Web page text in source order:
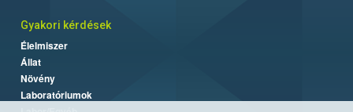
Gyakori kérdések
Élelmiszer
Állat
Növény
Laboratóriumok